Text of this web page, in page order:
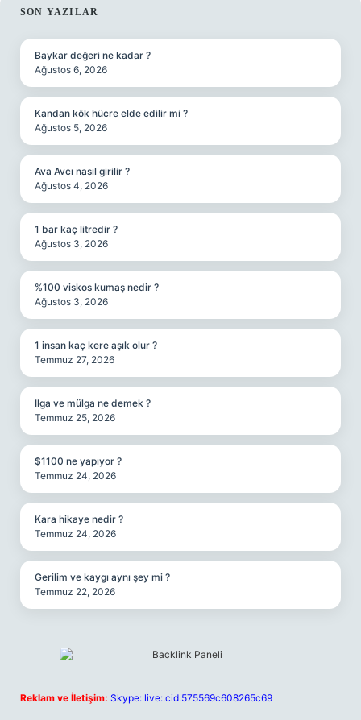
SIDEBAR
SON YAZILAR
Baykar değeri ne kadar ?
Ağustos 6, 2026
Kandan kök hücre elde edilir mi ?
Ağustos 5, 2026
Ava Avcı nasıl girilir ?
Ağustos 4, 2026
1 bar kaç litredir ?
Ağustos 3, 2026
%100 viskos kumaş nedir ?
Ağustos 3, 2026
1 insan kaç kere aşık olur ?
Temmuz 27, 2026
Ilga ve mülga ne demek ?
Temmuz 25, 2026
$1100 ne yapıyor ?
Temmuz 24, 2026
Kara hikaye nedir ?
Temmuz 24, 2026
Gerilim ve kaygı aynı şey mi ?
Temmuz 22, 2026
Reklam ve İletişim: Skype: live:.cid.575569c608265c69